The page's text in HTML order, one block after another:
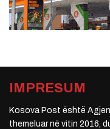
IMPRESUM
Kosova Post është
themeluar në vitin 2016,